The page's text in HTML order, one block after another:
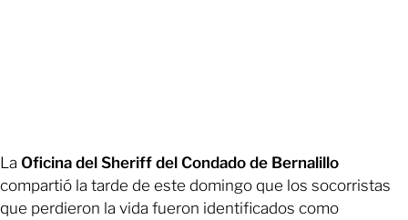
La Oficina del Sheriff del Condado de Bernalillo
compartió la tarde de este domingo que los socorristas
que perdieron la vida fueron identificados como